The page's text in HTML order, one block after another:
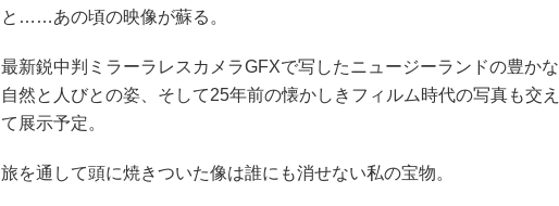
と……あの頃の映像が蘇る。
最新鋭中判ミラーラレスカメラGFXで写したニュージーランドの豊かな
自然と人びとの姿、そして25年前の懐かしきフィルム時代の写真も交え
て展示予定。
旅を通して頭に焼きついた像は誰にも消せない私の宝物。